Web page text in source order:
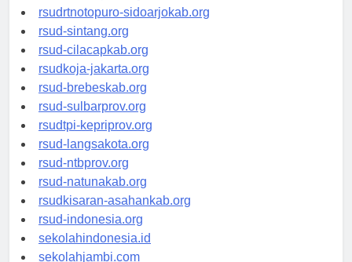
rsudksa-depok.org
rsudrtnotopuro-sidoarjokab.org
rsud-sintang.org
rsud-cilacapkab.org
rsudkoja-jakarta.org
rsud-brebeskab.org
rsud-sulbarprov.org
rsudtpi-kepriprov.org
rsud-langsakota.org
rsud-ntbprov.org
rsud-natunakab.org
rsudkisaran-asahankab.org
rsud-indonesia.org
sekolahindonesia.id